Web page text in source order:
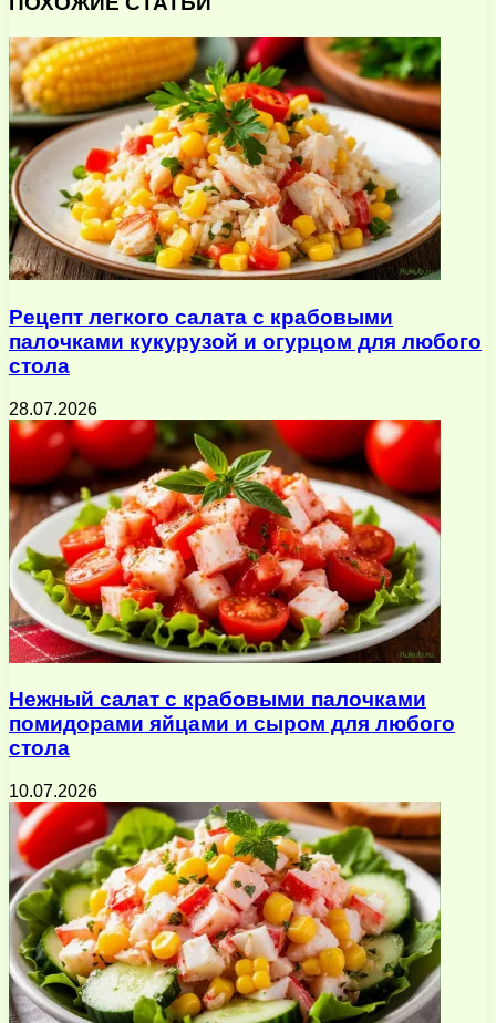
почту
Рецепт легкого салата с крабовыми
палочками кукурузой и огурцом для любого
стола
28.07.2026
Нежный салат с крабовыми палочками
помидорами яйцами и сыром для любого
стола
10.07.2026